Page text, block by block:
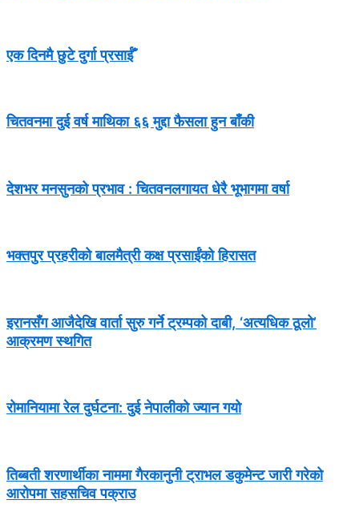
एक दिनमै छुटे दुर्गा प्रसाईँ
चितवनमा दुई वर्ष माथिका ६६ मुद्दा फैसला हुन बाँकी
देशभर मनसुनको प्रभाव : चितवनलगायत धेरै भूभागमा वर्षा
भक्तपुर प्रहरीको बालमैत्री कक्ष प्रसाईंको हिरासत
इरानसँग आजैदेखि वार्ता सुरु गर्ने ट्रम्पको दाबी, ‘अत्यधिक ठूलो’
आक्रमण स्थगित
रोमानियामा रेल दुर्घटना: दुई नेपालीको ज्यान गयो
तिब्बती शरणार्थीका नाममा गैरकानुनी ट्राभल डकुमेन्ट जारी गरेको
आरोपमा सहसचिव पक्राउ